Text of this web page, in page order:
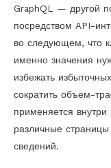
GraphQL — другой
посредством API-
во следующем, что
именно значения
избежать
сократить объем-
применяется внутри
различные
сведений.